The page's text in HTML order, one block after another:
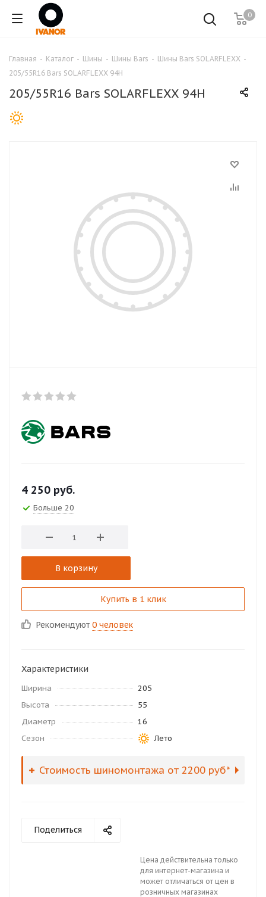
0
Главная - Каталог - Шины - Шины Bars - Шины Bars SOLARFLEXX -
205/55R16 Bars SOLARFLEXX 94H
205/55R16 Bars SOLARFLEXX 94H
4 250 руб.
Больше 20
В корзину
Купить в 1 клик
Рекомендуют 0 человек
Характеристики
Ширина
205
Высота
55
Диаметр
16
Сезон
Лето
Стоимость шиномонтажа от 2200 руб*
Поделиться
Цена действительна только
для интернет-магазина и
может отличаться от цен в
розничных магазинах